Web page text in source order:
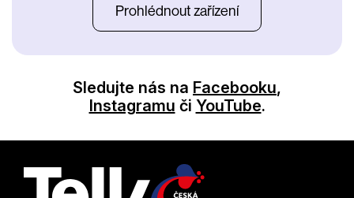
Prohlédnout zařízení
Sledujte nás na Facebooku,
Instagramu či YouTube.